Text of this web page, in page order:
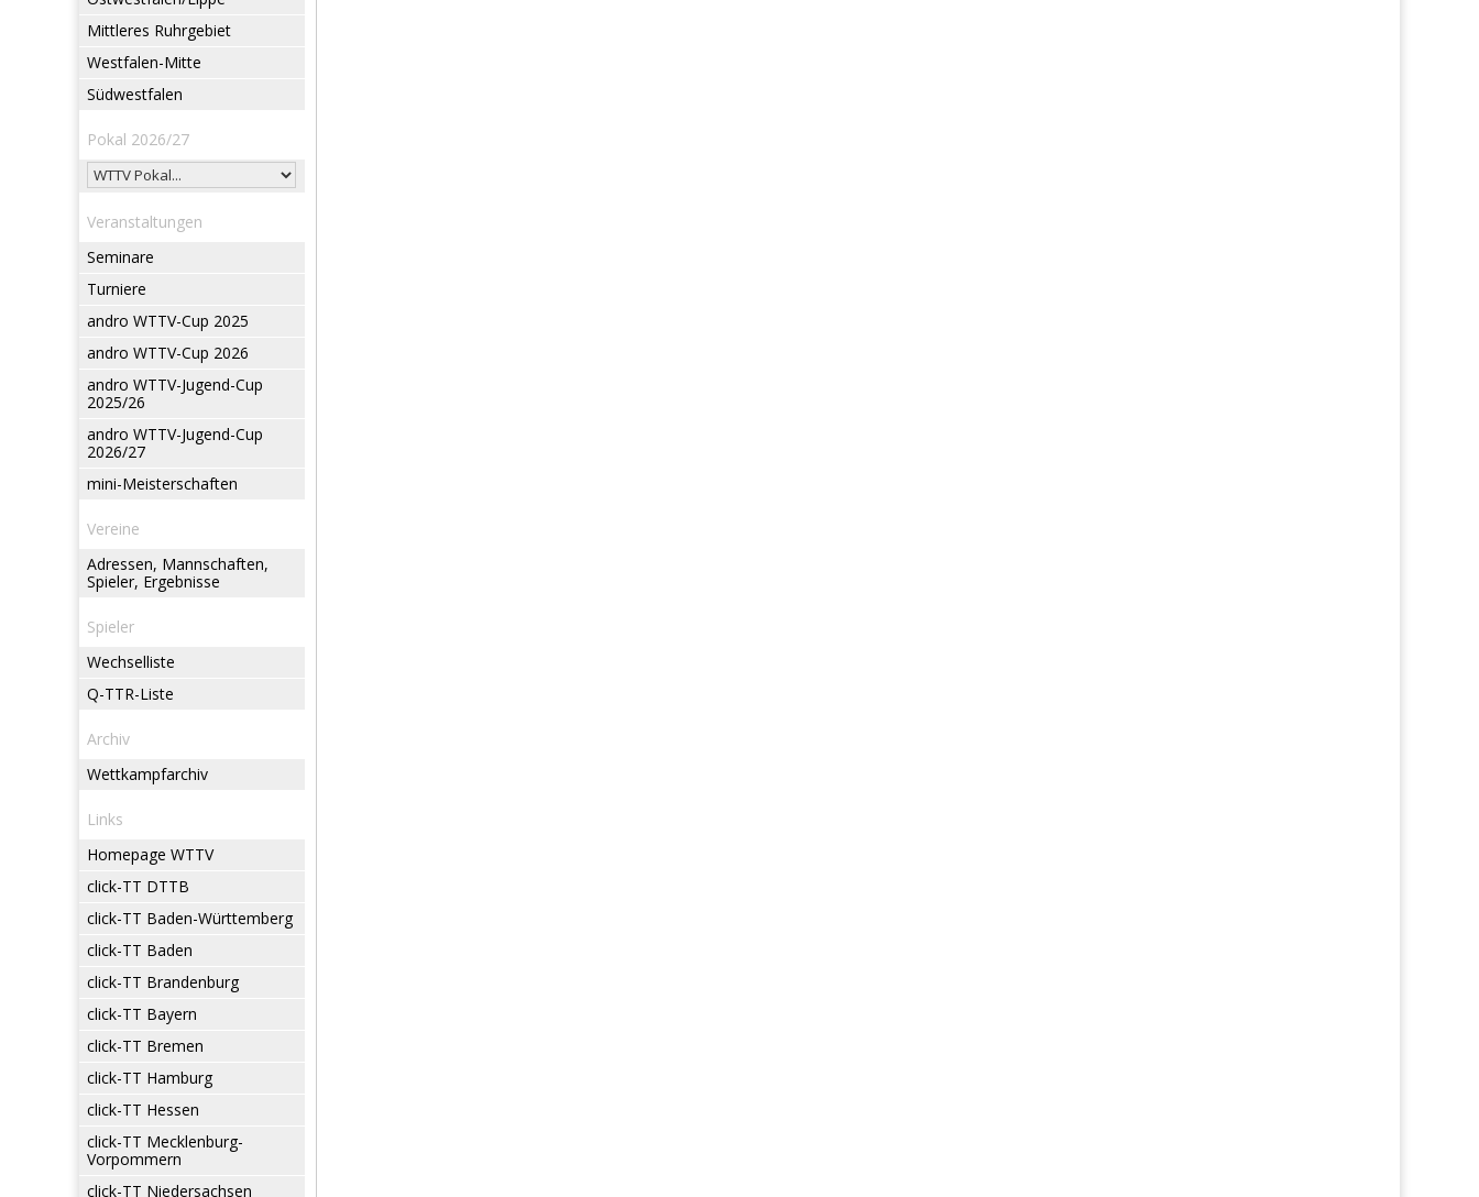
Mittleres Ruhrgebiet
Westfalen-Mitte
Südwestfalen
Pokal 2026/27
Veranstaltungen
Seminare
Turniere
andro WTTV-Cup 2025
andro WTTV-Cup 2026
andro WTTV-Jugend-Cup
2025/26
andro WTTV-Jugend-Cup
2026/27
mini-Meisterschaften
Vereine
Adressen, Mannschaften,
Spieler, Ergebnisse
Spieler
Wechselliste
Q-TTR-Liste
Archiv
Wettkampfarchiv
Links
Homepage WTTV
click-TT DTTB
click-TT Baden-Württemberg
click-TT Baden
click-TT Brandenburg
click-TT Bayern
click-TT Bremen
click-TT Hamburg
click-TT Hessen
click-TT Mecklenburg-
Vorpommern
click-TT Niedersachsen